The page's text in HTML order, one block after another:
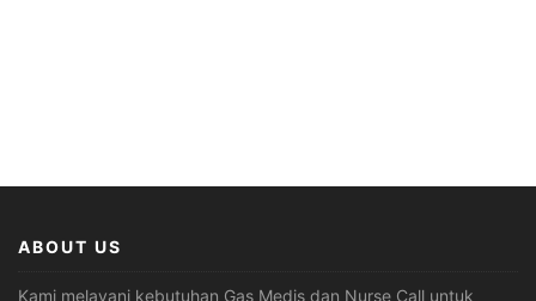
ABOUT US
Kami melayani kebutuhan Gas Medis dan Nurse Call untuk